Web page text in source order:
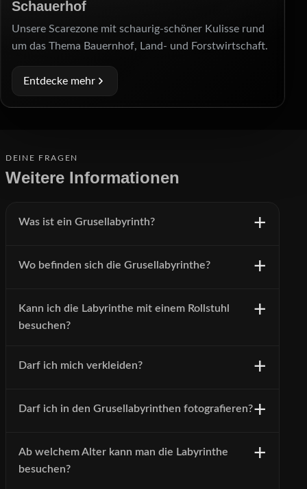
Schauerhof
Unsere Scarezone mit schaurig-schöner Kulisse rund
um das Thema Bauernhof, Land- und Forstwirtschaft.
Entdecke mehr
DEINE FRAGEN
Weitere Informationen
Was ist ein Grusellabyrinth?
Wo befinden sich die Grusellabyrinthe?
Kann ich die Labyrinthe mit einem Rollstuhl
besuchen?
Darf ich mich verkleiden?
Darf ich in den Grusellabyrinthen fotografieren?
Ab welchem Alter kann man die Labyrinthe
besuchen?